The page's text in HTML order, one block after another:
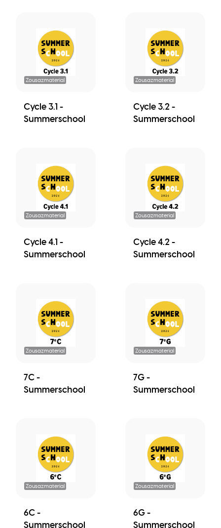
Zousazmaterial
Cycle 3.1 -
Summerschool
Zousazmaterial
Cycle 3.2 -
Summerschool
Zousazmaterial
Cycle 4.1 -
Summerschool
Zousazmaterial
Cycle 4.2 -
Summerschool
Zousazmaterial
7C -
Summerschool
Zousazmaterial
7G -
Summerschool
Zousazmaterial
6C -
Summerschool
Zousazmaterial
6G -
Summerschool